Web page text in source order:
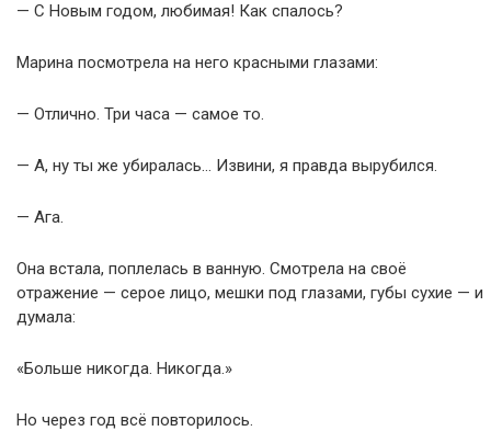
— С Новым годом, любимая! Как спалось?
Марина посмотрела на него красными глазами:
— Отлично. Три часа — самое то.
— А, ну ты же убиралась… Извини, я правда вырубился.
— Ага.
Она встала, поплелась в ванную. Смотрела на своё
отражение — серое лицо, мешки под глазами, губы сухие — и
думала:
«Больше никогда. Никогда.»
Но через год всё повторилось.